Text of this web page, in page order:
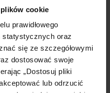
cookie
prawidłowego
statystycznych oraz
się ze szczegółowymi
dostosować swoje
„Dostosuj pliki
lub odrzucić